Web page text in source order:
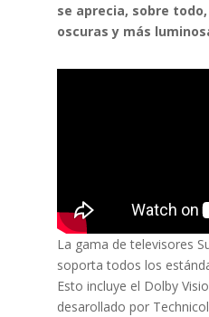
se aprecia, sobre
oscuras y más
La gama de televisores
soporta todos los
Esto incluye el Dolby
desarollado por